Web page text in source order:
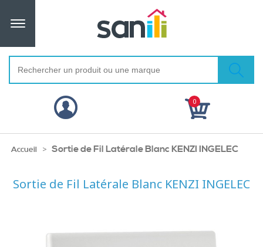
0
Accueil > Sortie de Fil Latérale Blanc KENZI INGELEC
Sortie de Fil Latérale Blanc KENZI INGELEC